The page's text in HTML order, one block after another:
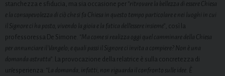
stanchezza e sfiducia, ma sia occasione per “ritrovare la bellezza di essere Chiesa
e la consapevolezza di ciò che si fa Chiesa in questo tempo particolare e nei luoghi in cui
il Signore ci ha posto, vivendo la gioia e la fatica dell’essere insieme” , così la
professoressa De Simone. “Ma come si realizza oggi quel camminare della Chiesa
per annunciare il Vangelo; e quali passi il Signore ci invita a compiere? Non è una
domanda astratta” . La provocazione della relatrice è sulla concretezza di
un’esperienza: “La domanda, infatti, non riguarda il confronto sulle idee. È